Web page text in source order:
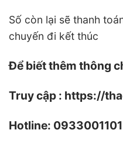
Số còn lại sẽ thanh
chuyến đi kết thúc
Để biết thêm thông
Truy cập : https://
Hotline: 0933001101